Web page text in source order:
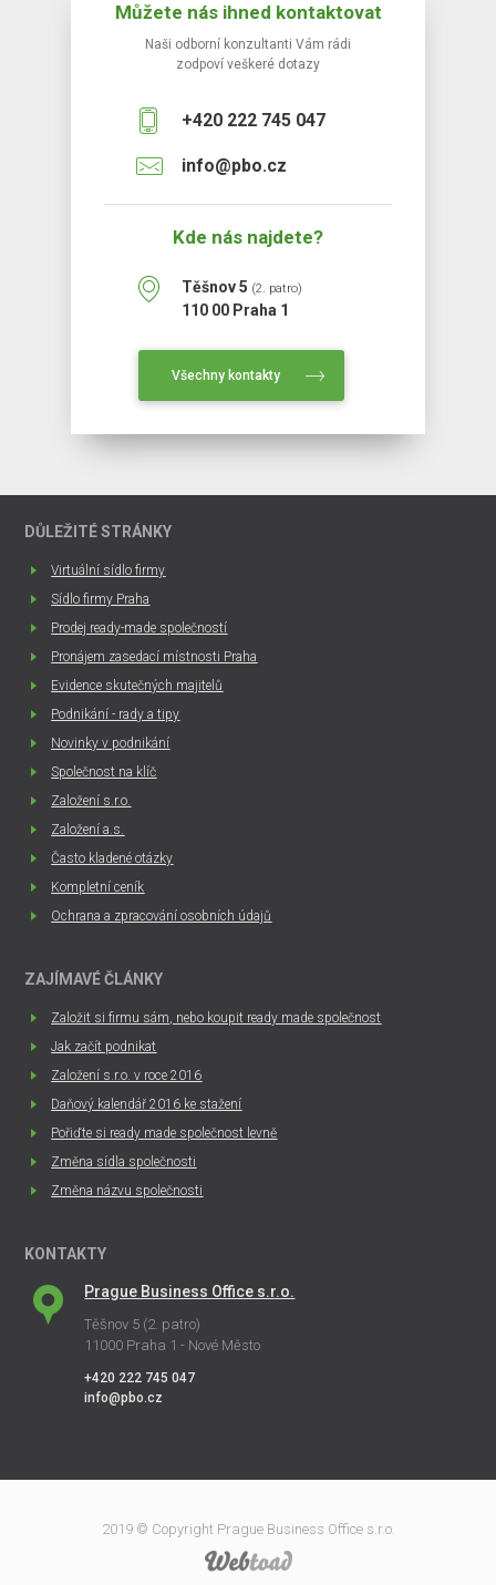
Můžete nás ihned kontaktovat
Naši odborní konzultanti Vám rádi
zodpoví veškeré dotazy
+420 222 745 047
info@pbo.cz
Kde nás najdete?
Těšnov 5 (2. patro)
110 00 Praha 1
Všechny kontakty
DŮLEŽITÉ STRÁNKY
Virtuální sídlo firmy
Sídlo firmy Praha
Prodej ready-made společností
Pronájem zasedací místnosti Praha
Evidence skutečných majitelů
Podnikání - rady a tipy
Novinky v podnikání
Společnost na klíč
Založení s.r.o.
Založení a.s.
Často kladené otázky
Kompletní ceník
Ochrana a zpracování osobních údajů
ZAJÍMAVÉ ČLÁNKY
Založit si firmu sám, nebo koupit ready made společnost
Jak začít podnikat
Založení s.r.o. v roce 2016
Daňový kalendář 2016 ke stažení
Pořiďte si ready made společnost levně
Změna sídla společnosti
Změna názvu společnosti
KONTAKTY
Prague Business Office s.r.o.
Těšnov 5 (2. patro)
11000 Praha 1 - Nové Město
+420 222 745 047
info@pbo.cz
2019 © Copyright Prague Business Office s.r.o.